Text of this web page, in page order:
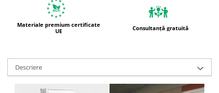
Materiale premium certificate
UE
Consultanță gratuită
Descriere